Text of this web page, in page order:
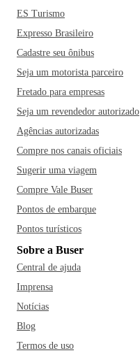
ES Turismo
Expresso Brasileiro
Cadastre seu ônibus
Seja um motorista parceiro
Fretado para empresas
Seja um revendedor autorizado
Agências autorizadas
Compre nos canais oficiais
Sugerir uma viagem
Compre Vale Buser
Pontos de embarque
Pontos turísticos
Sobre a Buser
Central de ajuda
Imprensa
Notícias
Blog
Termos de uso